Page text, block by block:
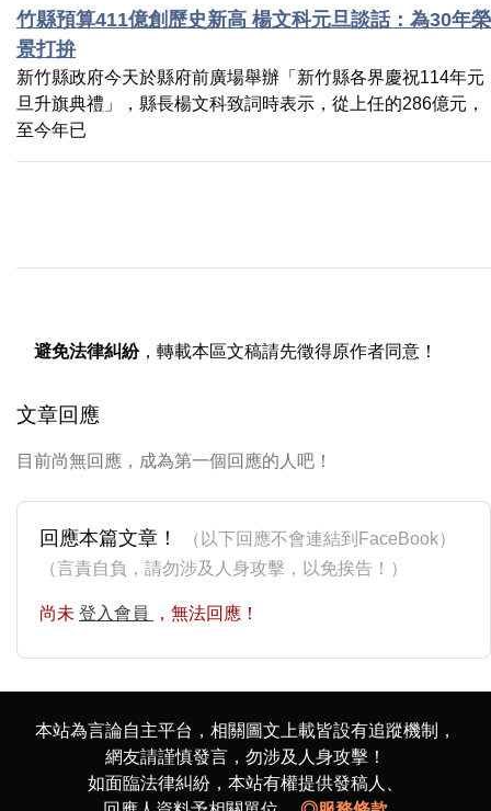
竹縣預算411億創歷史新高 楊文科元旦談話：為30年榮
景打拚
新竹縣政府今天於縣府前廣場舉辦「新竹縣各界慶祝114年元
旦升旗典禮」，縣長楊文科致詞時表示，從上任的286億元，
至今年已
避免法律糾紛，轉載本區文稿請先徵得原作者同意！
文章回應
目前尚無回應，成為第一個回應的人吧！
回應本篇文章！
（以下回應不會連結到FaceBook）
（言責自負，請勿涉及人身攻擊，以免挨告！）
尚未 登入會員 ，無法回應！
本站為言論自主平台，相關圖文上載皆設有追蹤機制，
網友請謹慎發言，勿涉及人身攻擊！
如面臨法律糾紛，本站有權提供發稿人、